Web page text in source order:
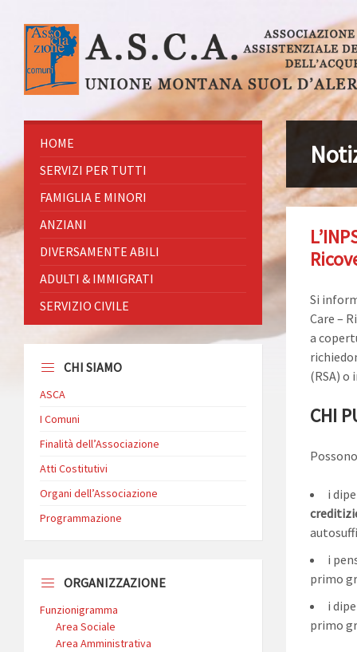
Si
Care –
a
(RSA)
CHI
i
i
primo
i
primo
HOME
SERVIZI PER TUTTI
FAMIGLIA E MINORI
ANZIANI
DIVERSAMENTE ABILI
ADULTI & IMMIGRATI
SERVIZIO CIVILE
CHI SIAMO
ASCA
I Comuni
Finalità dell’Associazione
Atti Costitutivi
Organi dell’Associazione
Programmazione
ORGANIZZAZIONE
Funzionigramma
Area Sociale
Area Amministrativa